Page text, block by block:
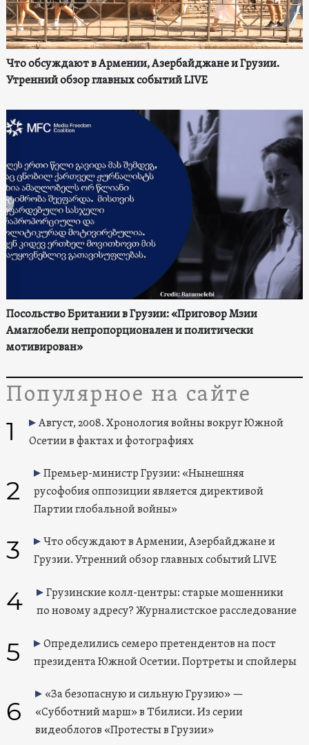
Что обсуждают в Армении, Азербайджане и Грузии.
Утренний обзор главных событий LIVE
Посольство Британии в Грузии: «Приговор Мзии
Амаглобели непропорционален и политически
мотивирован»
Популярное на сайте
1
Август, 2008. Хронология войны вокруг Южной
Осетии в фактах и фотографиях
2
Премьер-министр Грузии: «Нынешняя
русофобия оппозиции является директивой
Партии глобальной войны»
3
Что обсуждают в Армении, Азербайджане и
Грузии. Утренний обзор главных событий LIVE
4
Грузинские колл-центры: старые мошенники
по новому адресу? Журналистское расследование
5
Определились семеро претендентов на пост
президента Южной Осетии. Портреты и спойлеры
6
«За безопасную и сильную Грузию» —
«Субботний марш» в Тбилиси. Из серии
видеоблогов «Протесты в Грузии»